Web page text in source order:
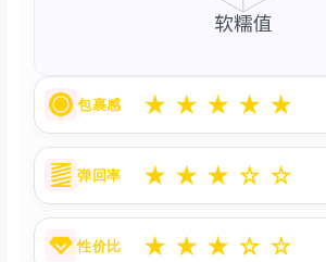
包裹感 ★ ★ ★ ★ ★
弹回率 ★ ★ ★ ☆ ☆
性价比 ★ ★ ★ ☆ ☆